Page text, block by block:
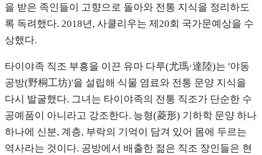
을 받은 족인들이 고향으로 돌아와 전통 지식을 정리하도
록 독려했다. 2018년, 사쿨리우는 제20회 국가문예상을 수
상했다.
타이야족 직조 부흥을 이끈 유마 다루(尤瑪·達陸)는 '야동
공방(野桐工坊)'을 설립해 식물 염료와 전통 문양 지식을
다시 발굴했다. 그녀는 타이야족의 전통 직조가 단순한 수
공예품이 아니라고 강조한다. 능형(菱形) 기하학 문양 하나
하나에 신분, 계층, 부락의 기억이 담겨 있어 몸에 두르는
역사라는 것이다. 공방에서 배출한 젊은 직조 장인들은 현